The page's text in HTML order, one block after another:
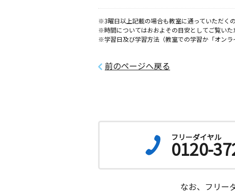
※3曜日以上記載の場合も教室に通っていただく
※時間についてはおおよその目安としてご覧いた
※学習日及び学習方法（教室での学習か「オンラ
前のページへ戻る
フリーダイヤル
0120-
なお、フリー